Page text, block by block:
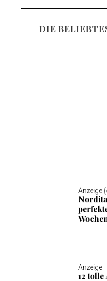
DIE
Anzeige
Anzeige
12 tolle